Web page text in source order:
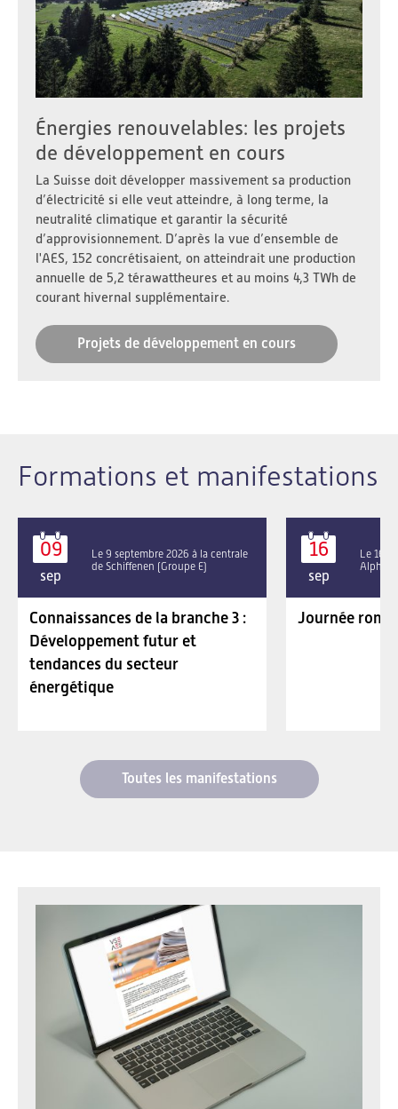
Énergies renouvelables: les projets
de développement en cours
La Suisse doit développer massivement sa production
d’électricité si elle veut atteindre, à long terme, la
neutralité climatique et garantir la sécurité
d’approvisionnement. D’après la vue d’ensemble de
l'AES, 152 concrétisaient, on atteindrait une production
annuelle de 5,2 térawattheures et au moins 4,3 TWh de
courant hivernal supplémentaire.
Projets de développement en cours
Formations et manifestations
09
sep
Le 9 septembre 2026 à la centrale
de Schiffenen (Groupe E)
Connaissances de la branche 3 :
Développement futur et
tendances du secteur
énergétique
16
sep
Le 16
Alpha
Journée
Toutes les manifestations